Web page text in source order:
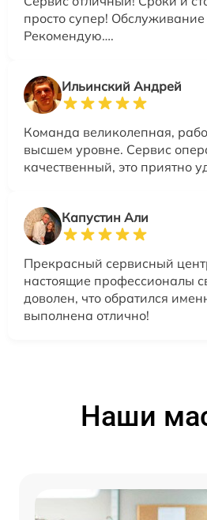
просто супер! Обслуживание
Рекомендую….
Ильинский Андрей
Команда великолепная,
высшем уровне. Сервис
качественный, это приятно
Капустин Али
Прекрасный сервисный
настоящие профессионалы
доволен, что обратился
выполнена отлично!
Наши